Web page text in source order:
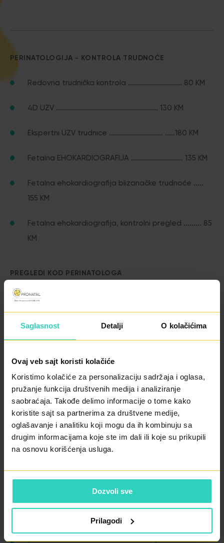
Saglasnost Detalji O kolačićima
Ovaj veb sajt koristi kolačiće
Koristimo kolačiće za personalizaciju sadržaja i oglasa,
pružanje funkcija društvenih medija i analiziranje
saobraćaja. Takođe delimo informacije o tome kako
koristite sajt sa partnerima za društvene medije,
oglašavanje i analitiku koji mogu da ih kombinuju sa
drugim informacijama koje ste im dali ili koje su prikupili
na osnovu korišćenja usluga.
Dozvoli sve
Prilagodi
PERINATOLOGIJA - KONTROLA TRUDNOĆE
Redovna trudnička kontrola ........................... 80 KM
4D UZV ................................................... 130 KM
Ekspertni UZV trudnice ........................... .....180 KM
Fetalna EHOKARDIOGRAFIJA .......................... 135 KM
Fetalna ehokardiografija blizanačke trudnoće .....
155 KM
Fetalna ehokardiografija, kontrolni pregled ......... 85
KM
PREGLEDI KOD PERINATOLOGA
Trudnička kontrola perinatologa– 90 KM
Ekspertni ultrazvuk perinatologa – 200 KM
SAVJETOVALIŠTE ZA MENOPAUZU
Menopauza – prvi pregled u Savjetovalištu za
menopauzu ........ 200 KM
Menopauza – kontrolni pregled u Savjetovalištu za
Menopauza – konsultacije sa nalazima u
Savjetovalištu za menopauzu ........90 KM